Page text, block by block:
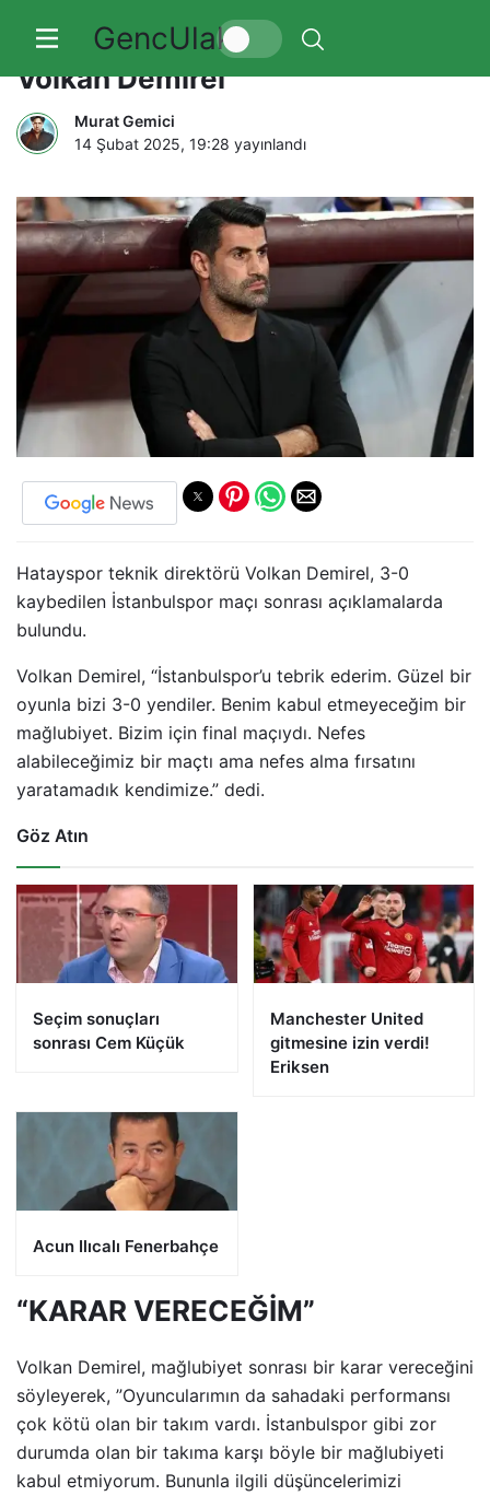
GencUlak
Hatayspor teknik direktörü
Volkan Demirel
Murat Gemici
14 Şubat 2025, 19:28 yayınlandı
Hatayspor teknik direktörü Volkan Demirel, 3-0
kaybedilen İstanbulspor maçı sonrası açıklamalarda
bulundu.
Volkan Demirel, “İstanbulspor’u tebrik ederim. Güzel bir
oyunla bizi 3-0 yendiler. Benim kabul etmeyeceğim bir
mağlubiyet. Bizim için final maçıydı. Nefes
alabileceğimiz bir maçtı ama nefes alma fırsatını
yaratamadık kendimize.” dedi.
Göz Atın
Seçim sonuçları
sonrası Cem Küçük
Manchester United
gitmesine izin verdi!
Eriksen
Acun Ilıcalı Fenerbahçe
“KARAR VERECEĞİM”
Volkan Demirel, mağlubiyet sonrası bir karar vereceğini
söyleyerek, ”Oyuncularımın da sahadaki performansı
çok kötü olan bir takım vardı. İstanbulspor gibi zor
durumda olan bir takıma karşı böyle bir mağlubiyeti
kabul etmiyorum. Bununla ilgili düşüncelerimizi